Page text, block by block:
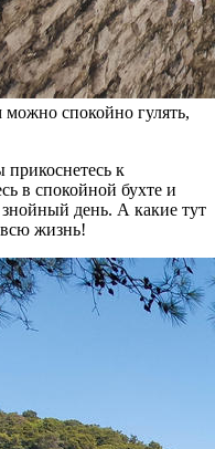
спокойно гулять,
к
в спокойной бухте и
знойный день. А какие тут
жизнь!